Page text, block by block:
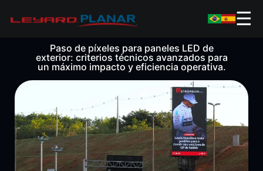
☰
Paso de píxeles para paneles LED de
exterior: criterios técnicos avanzados para
un máximo impacto y eficiencia operativa.